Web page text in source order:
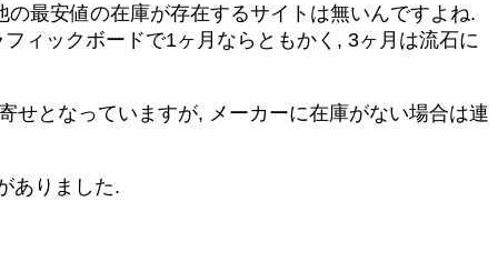
最安値の在庫が存在するサイトは無いんですよね.
ィックボードで1ヶ月ならともかく, 3ヶ月は流石に
せとなっていますが, メーカーに在庫がない場合は連
ありました.